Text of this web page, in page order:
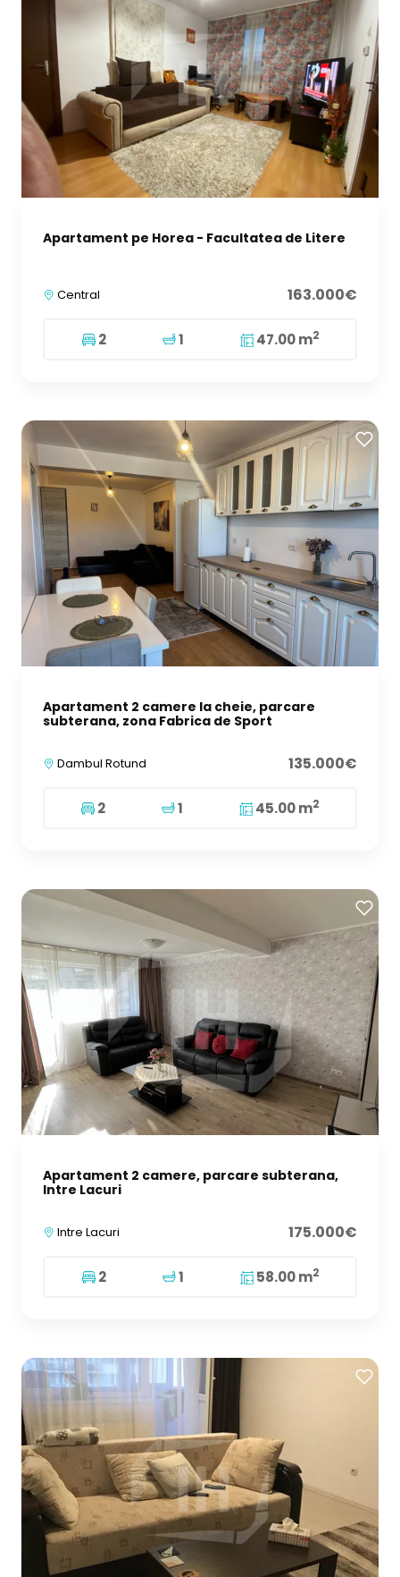
Apartament pe Horea - Facultatea de Litere
Central 163.000€
2 1 47.00 m2
Apartament 2 camere la cheie, parcare
subterana, zona Fabrica de Sport
Dambul Rotund 135.000€
2 1 45.00 m2
Apartament 2 camere, parcare subterana,
Intre Lacuri
Intre Lacuri 175.000€
2 1 58.00 m2